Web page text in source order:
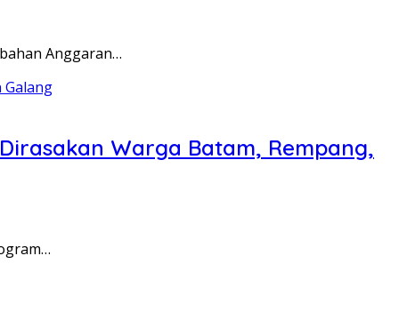
Anggaran…
Warga Batam, Rempang,